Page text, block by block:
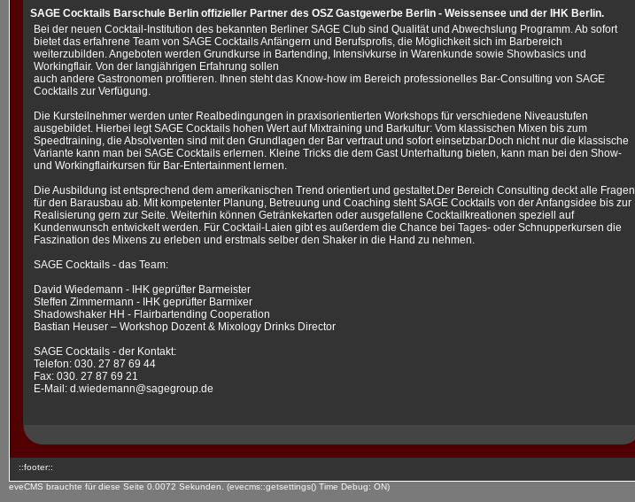
SAGE Cocktails Barschule Berlin offizieller Partner des OSZ Gastgewerbe Berlin - Weissensee und der IHK Berlin.
Bei der neuen Cocktail-Institution des bekannten Berliner SAGE Club sind Qualität und Abwechslung Programm. Ab sofort
bietet das erfahrene Team von SAGE Cocktails Anfängern und Berufsprofis, die Möglichkeit sich im Barbereich
weiterzubilden. Angeboten werden Grundkurse in Bartending, Intensivkurse in Warenkunde sowie Showbasics und
Workingflair. Von der langjährigen Erfahrung sollen
auch andere Gastronomen profitieren. Ihnen steht das Know-how im Bereich professionelles Bar-Consulting von SAGE
Cocktails zur Verfügung.
Die Kursteilnehmer werden unter Realbedingungen in praxisorientierten Workshops für verschiedene Niveaustufen
ausgebildet. Hierbei legt SAGE Cocktails hohen Wert auf Mixtraining und Barkultur: Vom klassischen Mixen bis zum
Speedtraining, die Absolventen sind mit den Grundlagen der Bar vertraut und sofort einsetzbar.Doch nicht nur die klassische
Variante kann man bei SAGE Cocktails erlernen. Kleine Tricks die dem Gast Unterhaltung bieten, kann man bei den Show-
und Workingflairkursen für Bar-Entertainment lernen.
Die Ausbildung ist entsprechend dem amerikanischen Trend orientiert und gestaltet.Der Bereich Consulting deckt alle Fragen
für den Barausbau ab. Mit kompetenter Planung, Betreuung und Coaching steht SAGE Cocktails von der Anfangsidee bis zur
Realisierung gern zur Seite. Weiterhin können Getränkekarten oder ausgefallene Cocktailkreationen speziell auf
Kundenwunsch entwickelt werden. Für Cocktail-Laien gibt es außerdem die Chance bei Tages- oder Schnupperkursen die
Faszination des Mixens zu erleben und erstmals selber den Shaker in die Hand zu nehmen.
SAGE Cocktails - das Team:
David Wiedemann - IHK geprüfter Barmeister
Steffen Zimmermann - IHK geprüfter Barmixer
Shadowshaker HH - Flairbartending Cooperation
Bastian Heuser – Workshop Dozent & Mixology Drinks Director
SAGE Cocktails - der Kontakt:
Telefon: 030. 27 87 69 44
Fax: 030. 27 87 69 21
E-Mail: d.wiedemann@sagegroup.de
::footer::
eveCMS brauchte für diese Seite 0.0072 Sekunden. (evecms::getsettings() Time Debug: ON)